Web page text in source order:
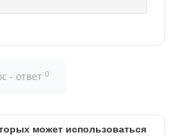
- ответ 0
может использоваться